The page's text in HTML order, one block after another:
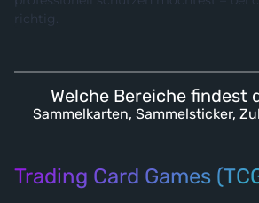
richtig.
Welche Bereiche findest
Sammelkarten, Sammelsticker,
Trading Card Games